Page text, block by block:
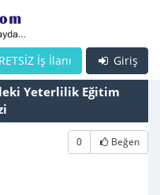
Giriş
İş İlanı
Yeterlilik Eğitim
0 Beğen